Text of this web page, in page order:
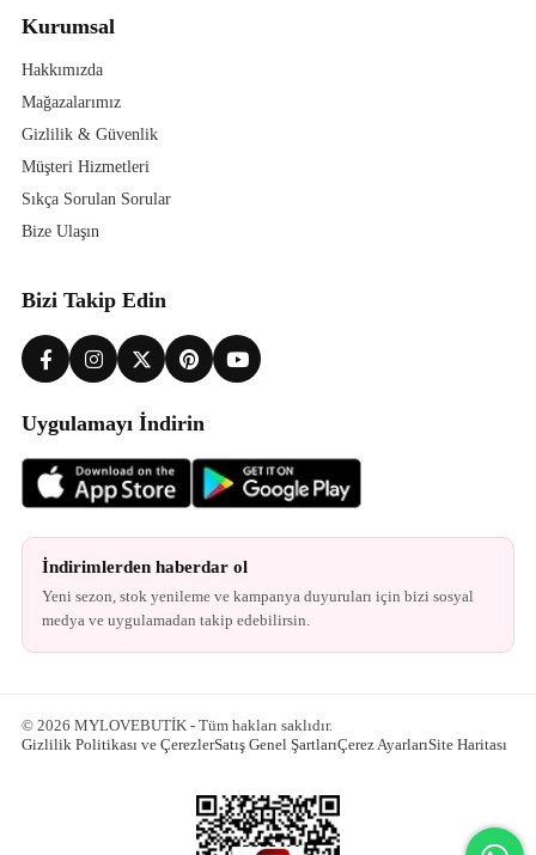
Kurumsal
Hakkımızda
Mağazalarımız
Gizlilik & Güvenlik
Müşteri Hizmetleri
Sıkça Sorulan Sorular
Bize Ulaşın
Bizi Takip Edin
Uygulamayı İndirin
İndirimlerden haberdar ol
Yeni sezon, stok yenileme ve kampanya duyuruları için bizi sosyal
medya ve uygulamadan takip edebilirsin.
© 2026 MYLOVEBUTİK - Tüm hakları saklıdır.
Gizlilik Politikası ve ÇerezlerSatış Genel ŞartlarıÇerez AyarlarıSite Haritası